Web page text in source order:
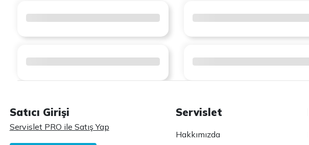
Satıcı Girişi
Servislet PRO ile Satış Yap
Servislet
Hakkımızda